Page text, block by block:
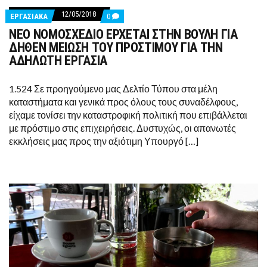
ΕΡΓΑΣΙΑΚΑ 12/05/2018 0 COMMENTS
ON
ΝΕΟ
ΝΟΜΟΣΧΕΔΙΟ
ΕΡΧΕΤΑΙ
ΔΗΘΕΝ
ΜΕΙΩΣΗ
ΤΟΥ
ΠΡΟΣΤΙΜΟΥ
ΓΙΑ
ΤΗΝ
ΑΔΗΛΩΤΗ
ΝΕΟ ΝΟΜΟΣΧΕΔΙΟ ΕΡΧΕΤΑΙ ΣΤΗΝ ΒΟΥΛΗ ΓΙΑ
ΔΗΘΕΝ ΜΕΙΩΣΗ ΤΟΥ ΠΡΟΣΤΙΜΟΥ ΓΙΑ ΤΗΝ
ΑΔΗΛΩΤΗ ΕΡΓΑΣΙΑ
1.524 Σε προηγούμενο μας Δελτίο Τύπου στα μέλη
καταστήματα και γενικά προς όλους τους συναδέλφους,
είχαμε τονίσει την καταστροφική πολιτική που επιβάλλεται
με πρόστιμο στις επιχειρήσεις. Δυστυχώς, οι απανωτές
εκκλήσεις μας προς την αξιότιμη Υπουργό […]